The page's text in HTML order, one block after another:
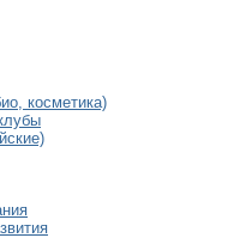
косметика)